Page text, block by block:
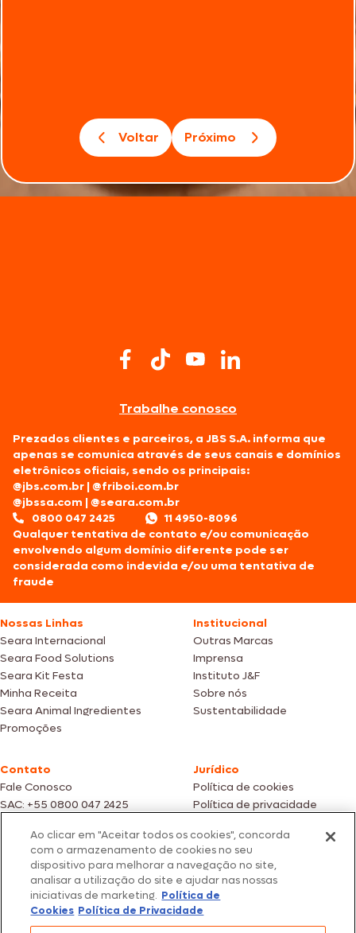
Voltar Próximo
Trabalhe conosco
Prezados clientes e parceiros, a JBS S.A. informa que
apenas se comunica através de seus canais e domínios
eletrônicos oficiais, sendo os principais:
@jbs.com.br |@friboi.com.br
@jbssa.com |@seara.com.br
0800 047 2425
11 4950-8096
Qualquer tentativa de contato e/ou comunicação
envolvendo algum domínio diferente pode ser
considerada como indevida e/ou uma tentativa de
fraude
Nossas Linhas
Seara Internacional
Seara Food Solutions
Seara Kit Festa
Minha Receita
Seara Animal Ingredientes
Promoções
Institucional
Outras Marcas
Imprensa
Instituto J&F
Sobre nós
Sustentabilidade
Contato
Fale Conosco
SAC: +55 0800 047 2425
Jurídico
Política de cookies
Política de privacidade
Fotos meramente ilustrativas | Ofertas válidas enquanto durarem os
estoques dos nossos parceiros | Vendas sujeitas a análise e confirmação
de dados.
Os preços, promoções e condições de pagamento são válidos
exclusivamente para compras efetuadas em nossos parceiros.
Todos os produtos estão sujeitos a disponibilidade de estoque.
Ao clicar em "Aceitar todos os cookies", concorda
com o armazenamento de cookies no seu
dispositivo para melhorar a navegação no site,
analisar a utilização do site e ajudar nas nossas
iniciativas de marketing. Política de
Cookies Política de Privacidade